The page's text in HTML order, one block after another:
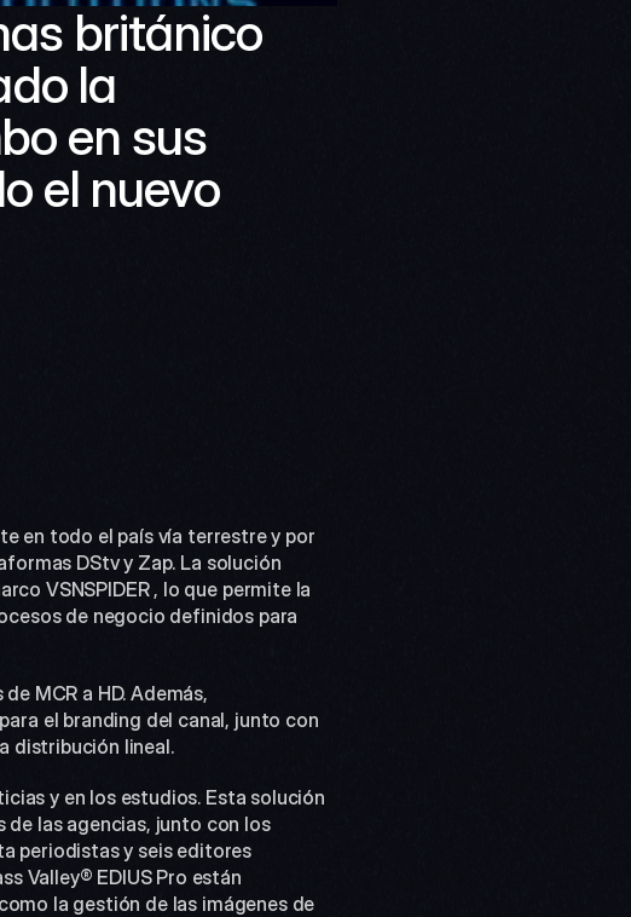
británico
la
en sus
el nuevo
en todo el país vía terrestre y por
DStv y Zap. La solución
VSNSPIDER , lo que permite la
de negocio definidos para
MCR a HD. Además,
el branding del canal, junto con
distribución lineal.
y en los estudios. Esta solución
de las agencias, junto con los
periodistas y seis editores
Valley® EDIUS Pro están
la gestión de las imágenes de